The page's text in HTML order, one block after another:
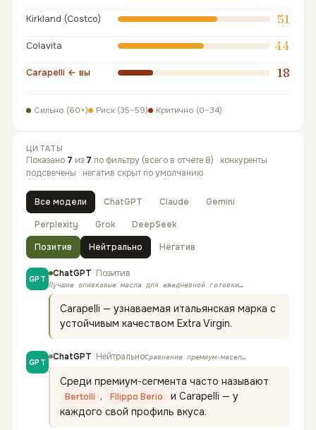
Kirkland (Costco) 51
Colavita 44
Carapelli ← вы 18
Сильно (60+) Риск (35–59) Критично (0–34)
ЦИТАТЫ
Показано 7 из 7 по фильтру (всего в отчёте 8) · конкуренты
подсвечены · негатив скрыт по умолчанию
Все модели ChatGPT Claude
Gemini
Perplexity
Grok
DeepSeek
Позитив
Нейтрально Негатив
GPT ChatGPT· Позитив
Лучшие оливковые масла для ежедневной готовки…
Carapelli — узнаваемая итальянская марка с
устойчивым качеством Extra Virgin.
GPT ChatGPT· НейтральноСравнение премиум-масел…
Среди премиум-сегмента часто называют
Bertolli , Filippo Berio
и Carapelli — у
каждого свой профиль вкуса.